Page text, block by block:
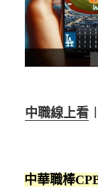
中職線上看
中華職棒